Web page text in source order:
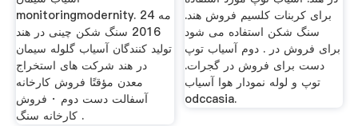
monitoringmodernity. 24 مه
2016 سنگ شکن چینی در هند
تولید کنندگان آسیاب گلوله سیمان
در هند شرکت های استخراج
معدن مؤقتًا فروش کارخانه
آسفالت دست دوم · فروش
کارخانه سنگ .
برای کربنات کلسیم فروش هند.
سنگ شکن استفاده می شود
برای فروش در . دوم آسیاب توپ
دست برای فروش در گجرات.
توپ و لوله نمودار هوا آسیاب
odccasia.